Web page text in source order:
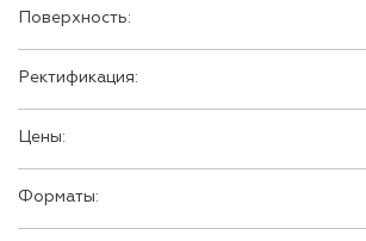
Поверхность:
Ректификация:
Цены:
Форматы: